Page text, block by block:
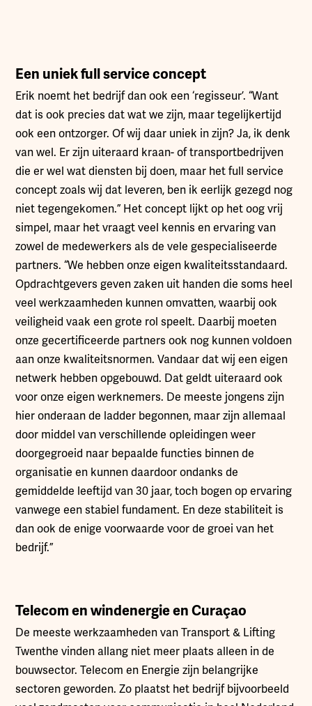
Een uniek full service concept
Erik noemt het bedrijf dan ook een ‘regisseur’. “Want
dat is ook precies dat wat we zijn, maar tegelijkertijd
ook een ontzorger. Of wij daar uniek in zijn? Ja, ik denk
van wel. Er zijn uiteraard kraan- of transportbedrijven
die er wel wat diensten bij doen, maar het full service
concept zoals wij dat leveren, ben ik eerlijk gezegd nog
niet tegengekomen.” Het concept lijkt op het oog vrij
simpel, maar het vraagt veel kennis en ervaring van
zowel de medewerkers als de vele gespecialiseerde
partners. “We hebben onze eigen kwaliteitsstandaard.
Opdrachtgevers geven zaken uit handen die soms heel
veel werkzaamheden kunnen omvatten, waarbij ook
veiligheid vaak een grote rol speelt. Daarbij moeten
onze gecertificeerde partners ook nog kunnen voldoen
aan onze kwaliteitsnormen. Vandaar dat wij een eigen
netwerk hebben opgebouwd. Dat geldt uiteraard ook
voor onze eigen werknemers. De meeste jongens zijn
hier onderaan de ladder begonnen, maar zijn allemaal
door middel van verschillende opleidingen weer
doorgegroeid naar bepaalde functies binnen de
organisatie en kunnen daardoor ondanks de
gemiddelde leeftijd van 30 jaar, toch bogen op ervaring
vanwege een stabiel fundament. En deze stabiliteit is
dan ook de enige voorwaarde voor de groei van het
bedrijf.”
Telecom en windenergie en Curaçao
De meeste werkzaamheden van Transport & Lifting
Twenthe vinden allang niet meer plaats alleen in de
bouwsector. Telecom en Energie zijn belangrijke
sectoren geworden. Zo plaatst het bedrijf bijvoorbeeld